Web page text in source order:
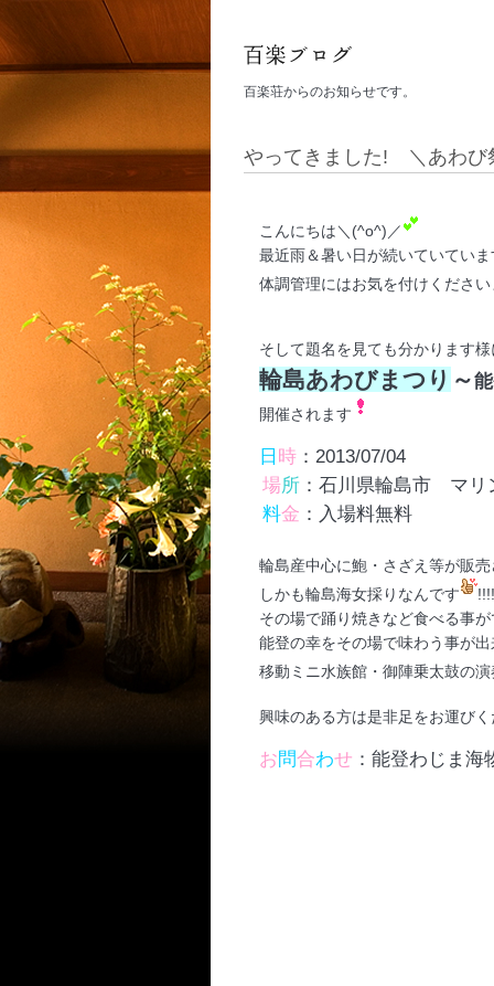
百楽荘からのお知らせです。
やってきました! ＼あわび
こんにちは＼(^o^)／
最近雨＆暑い日が続いていていま
体調管理にはお気を付けください
そして題名を見ても分かります様
輪島あわびまつり ～
開催されます
日 時 ：2013/07/04
場所 ：石川県輪島市　マ
料金 ：入場料無料
輪島産中心に鮑・さざえ等が販売
しかも輪島海女採りなんです
!!!!
その場で踊り焼きなど食べる事が
能登の幸をその場で味わう事が出
移動ミニ水族館・御陣乗太鼓の演
興味のある方は是非足をお運びく
お問合わせ ：能登わじま